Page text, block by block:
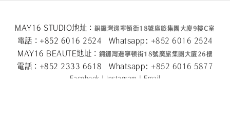
MAY16 STUDIO地址： 銅鑼灣邊寧頓街18號廣旅集團大廈9樓C室
電話：+852 6016 2524 Whatsapp: +852 6016 2524
MAY16 BEAUTE地址： 銅鑼灣邊寧頓街18號廣旅集團大廈26樓
電話：+852 2333 6618 Whatsapp: +852 6016 5877
Facebook | Instagram | Email